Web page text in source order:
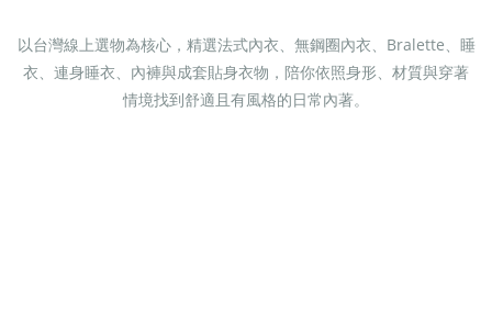
以台灣線上選物為核心，精選法式內衣、無鋼圈內衣、Bralette、睡
衣、連身睡衣、內褲與成套貼身衣物，陪你依照身形、材質與穿著
情境找到舒適且有風格的日常內著。